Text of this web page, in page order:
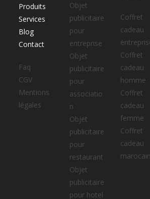
Produits
Services
Blog
Contact
Faq
CGV
Mentions
légales
Objet
publicitaire
pour
entreprise
Objet
publicitaire
pour
associatio
n
Objet
publicitaire
pour
restaurant
Objet
publicitaire
pour hotel
Coffret
cadeau
Coffret
cadeau
homme
Coffret
cadeau
femme
Coffret
cadeau
marocain